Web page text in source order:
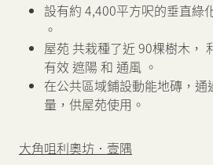
設有約 4,400平方呎的垂直綠
。
屋苑 共栽種了近 90棵樹木，
有效 遮陽 和 通風 。
在公共區域鋪設動能地磚，
量，供屋苑使用。
大角咀利奧坊．壹隅